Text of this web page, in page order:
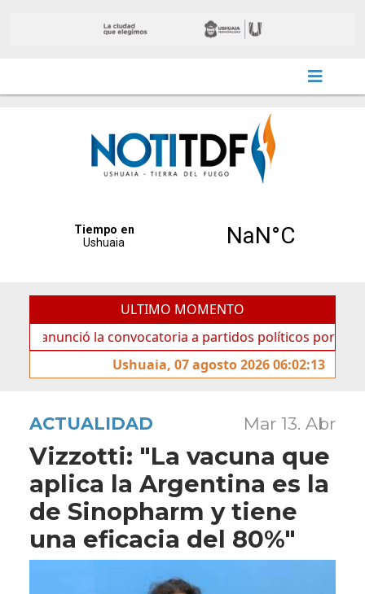
ULTIMO MOMENTO
la convocatoria a partidos políticos por «ficha
Ushuaia, 07 agosto 2026 06:02:13
ACTUALIDAD Mar 13. Abr
Vizzotti: "La vacuna que
aplica la Argentina es la
de Sinopharm y tiene
una eficacia del 80%"